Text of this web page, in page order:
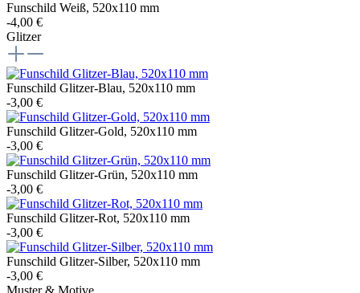
Funschild Weiß, 520x110 mm
-4,00 €
Glitzer
Funschild Glitzer-Blau, 520x110 mm
-3,00 €
Funschild Glitzer-Gold, 520x110 mm
-3,00 €
Funschild Glitzer-Grün, 520x110 mm
-3,00 €
Funschild Glitzer-Rot, 520x110 mm
-3,00 €
Funschild Glitzer-Silber, 520x110 mm
-3,00 €